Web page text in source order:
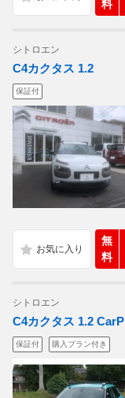
料
シトロエン
C4カクタス 1.2
保証付
無
料
シトロエン
C4カクタス 1.2
保証付 購入プラン付き